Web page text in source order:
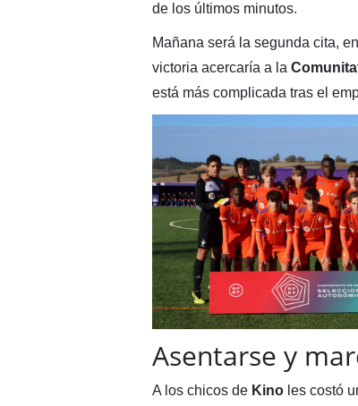
de los últimos minutos.
Mañana será la segunda cita,
victoria acercaría a la
está más complicada tras el
Asentarse y
A los chicos de Kinoles costó